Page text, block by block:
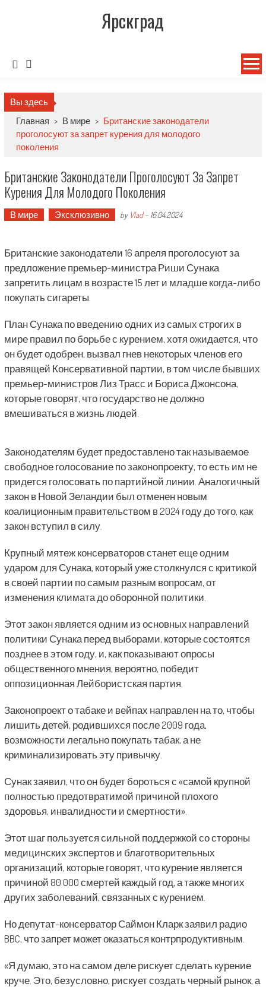
Ярскград
Вы здесь
Главная > В мире > Британские законодатели
проголосуют за запрет курения для молодого
поколения
Британские Законодатели Проголосуют За Запрет
Курения Для Молодого Поколения
В мире Эксклюзивно by Vlad- 16.04.2024
Британские законодатели 16 апреля проголосуют за
предложение премьер-министра Риши Сунака
запретить лицам в возрасте 15 лет и младше когда-либо
покупать сигареты.
План Сунака по введению одних из самых строгих в
мире правил по борьбе с курением, хотя ожидается, что
он будет одобрен, вызвал гнев некоторых членов его
правящей Консервативной партии, в том числе бывших
премьер-министров Лиз Трасс и Бориса Джонсона,
которые говорят, что государство не должно
вмешиваться в жизнь людей.
Законодателям будет предоставлено так называемое
свободное голосование по законопроекту, то есть им не
придется голосовать по партийной линии. Аналогичный
закон в Новой Зеландии был отменен новым
коалиционным правительством в 2024 году до того, как
закон вступил в силу.
Крупный мятеж консерваторов станет еще одним
ударом для Сунака, который уже столкнулся с критикой
в ​​своей партии по самым разным вопросам, от
изменения климата до оборонной политики.
Этот закон является одним из основных направлений
политики Сунака перед выборами, которые состоятся
позднее в этом году, и, как показывают опросы
общественного мнения, вероятно, победит
оппозиционная Лейбористская партия.
Законопроект о табаке и вейпах направлен на то, чтобы
лишить детей, родившихся после 2009 года,
возможности легально покупать табак, а не
криминализировать эту привычку.
Сунак заявил, что он будет бороться с «самой крупной
полностью предотвратимой причиной плохого
здоровья, инвалидности и смертности».
Этот шаг пользуется сильной поддержкой со стороны
медицинских экспертов и благотворительных
организаций, которые говорят, что курение является
причиной 80 000 смертей каждый год, а также многих
других заболеваний, связанных с курением.
Но депутат-консерватор Саймон Кларк заявил радио
BBC, что запрет может оказаться контрпродуктивным.
«Я думаю, это на самом деле рискует сделать курение
круче. Это, безусловно, рискует создать черный рынок, а